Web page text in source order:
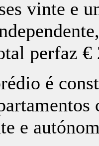
vinte e
perfaz €
é
e